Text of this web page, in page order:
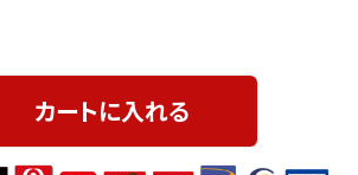
カートに入れる